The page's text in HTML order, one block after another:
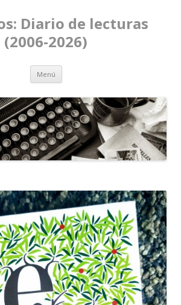
Diario de lecturas
(2006-2026)
Menú Ir al contenido